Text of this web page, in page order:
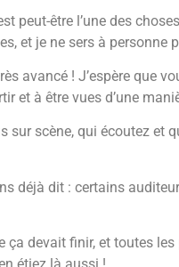
peut-être l’une des
et je ne sers à personne
avancé ! J’espère que
et à être vues d’une
scène, qui écoutez
déjà dit : certains
ça devait finir, et toutes